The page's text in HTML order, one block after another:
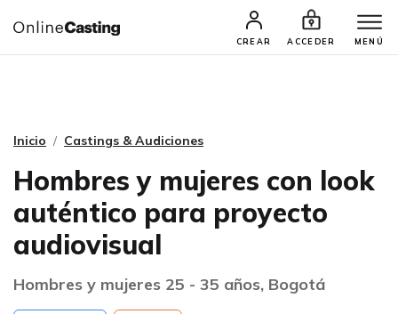
CREAR ACCEDER MENÚ
CASTINGS Y AUDICIONES TALENTOS
Inicio Castings & Audiciones
Hombres y mujeres con look
auténtico para proyecto
audiovisual
Hombres y mujeres 25 - 35 años, Bogotá